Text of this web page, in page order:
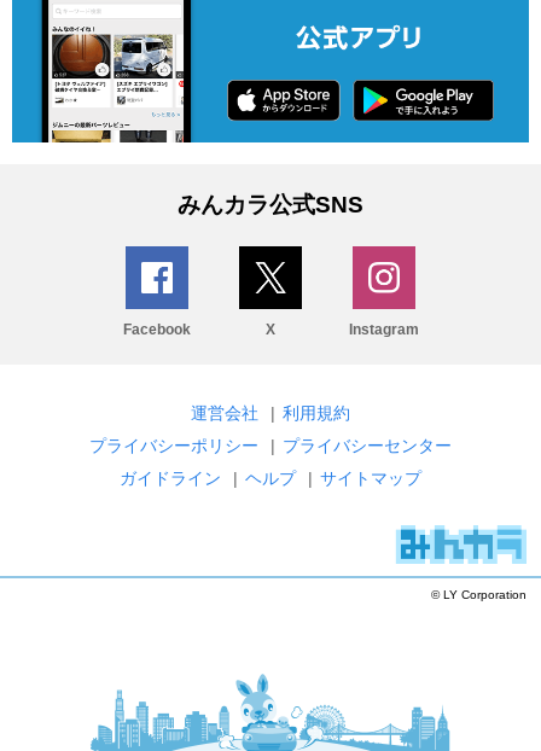
みんカラ公式SNS
Facebook X Instagram
運営会社 | 利用規約
プライバシーポリシー
| プライバシーセンター
ガイドライン
| ヘルプ | サイトマップ
© LY Corporation